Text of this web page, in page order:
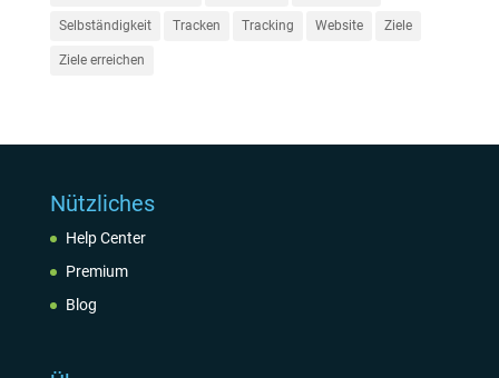
Selbständigkeit Tracken Tracking Website Ziele
Ziele erreichen
Nützliches
Help Center
Premium
Blog